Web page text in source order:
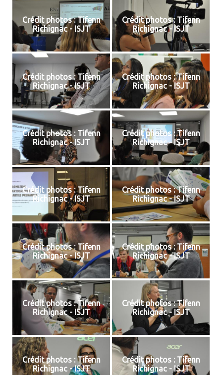
Crédit photos : Tifenn
Richignac - ISJT
Crédit photos : Tifenn
Richignac - ISJT
Crédit photos : Tifenn
Richignac - ISJT
Crédit photos : Tifenn
Richignac - ISJT
Crédit photos : Tifenn
Richignac - ISJT
Crédit photos : Tifenn
Richignac - ISJT
Crédit photos : Tifenn
Richignac - ISJT
Crédit photos : Tifenn
Richignac - ISJT
Crédit photos : Tifenn
Richignac - ISJT
Crédit photos : Tifenn
Richignac - ISJT
Crédit photos : Tifenn
Richignac - ISJT
Crédit photos : Tifenn
Richignac - ISJT
Crédit photos : Tifenn
Richignac - ISJT
Crédit photos : Tifenn
Richignac - ISJT